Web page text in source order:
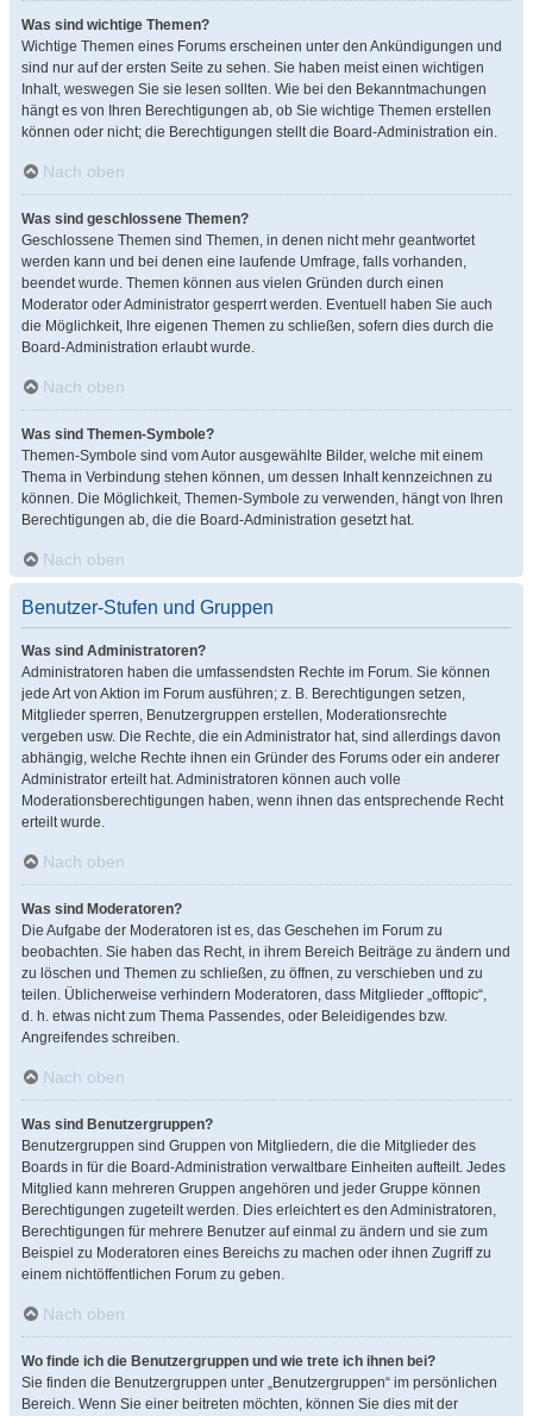
Was sind wichtige Themen?
Wichtige Themen eines Forums erscheinen unter den Ankündigungen und
sind nur auf der ersten Seite zu sehen. Sie haben meist einen wichtigen
Inhalt, weswegen Sie sie lesen sollten. Wie bei den Bekanntmachungen
hängt es von Ihren Berechtigungen ab, ob Sie wichtige Themen erstellen
können oder nicht; die Berechtigungen stellt die Board-Administration ein.
Nach oben
Was sind geschlossene Themen?
Geschlossene Themen sind Themen, in denen nicht mehr geantwortet
werden kann und bei denen eine laufende Umfrage, falls vorhanden,
beendet wurde. Themen können aus vielen Gründen durch einen
Moderator oder Administrator gesperrt werden. Eventuell haben Sie auch
die Möglichkeit, Ihre eigenen Themen zu schließen, sofern dies durch die
Board-Administration erlaubt wurde.
Nach oben
Was sind Themen-Symbole?
Themen-Symbole sind vom Autor ausgewählte Bilder, welche mit einem
Thema in Verbindung stehen können, um dessen Inhalt kennzeichnen zu
können. Die Möglichkeit, Themen-Symbole zu verwenden, hängt von Ihren
Berechtigungen ab, die die Board-Administration gesetzt hat.
Nach oben
Benutzer-Stufen und Gruppen
Was sind Administratoren?
Administratoren haben die umfassendsten Rechte im Forum. Sie können
jede Art von Aktion im Forum ausführen; z. B. Berechtigungen setzen,
Mitglieder sperren, Benutzergruppen erstellen, Moderationsrechte
vergeben usw. Die Rechte, die ein Administrator hat, sind allerdings davon
abhängig, welche Rechte ihnen ein Gründer des Forums oder ein anderer
Administrator erteilt hat. Administratoren können auch volle
Moderationsberechtigungen haben, wenn ihnen das entsprechende Recht
erteilt wurde.
Nach oben
Was sind Moderatoren?
Die Aufgabe der Moderatoren ist es, das Geschehen im Forum zu
beobachten. Sie haben das Recht, in ihrem Bereich Beiträge zu ändern und
zu löschen und Themen zu schließen, zu öffnen, zu verschieben und zu
teilen. Üblicherweise verhindern Moderatoren, dass Mitglieder „offtopic“,
d. h. etwas nicht zum Thema Passendes, oder Beleidigendes bzw.
Angreifendes schreiben.
Nach oben
Was sind Benutzergruppen?
Benutzergruppen sind Gruppen von Mitgliedern, die die Mitglieder des
Boards in für die Board-Administration verwaltbare Einheiten aufteilt. Jedes
Mitglied kann mehreren Gruppen angehören und jeder Gruppe können
Berechtigungen zugeteilt werden. Dies erleichtert es den Administratoren,
Berechtigungen für mehrere Benutzer auf einmal zu ändern und sie zum
Beispiel zu Moderatoren eines Bereichs zu machen oder ihnen Zugriff zu
einem nichtöffentlichen Forum zu geben.
Nach oben
Wo finde ich die Benutzergruppen und wie trete ich ihnen bei?
Sie finden die Benutzergruppen unter „Benutzergruppen“ im persönlichen
Bereich. Wenn Sie einer beitreten möchten, können Sie dies mit der